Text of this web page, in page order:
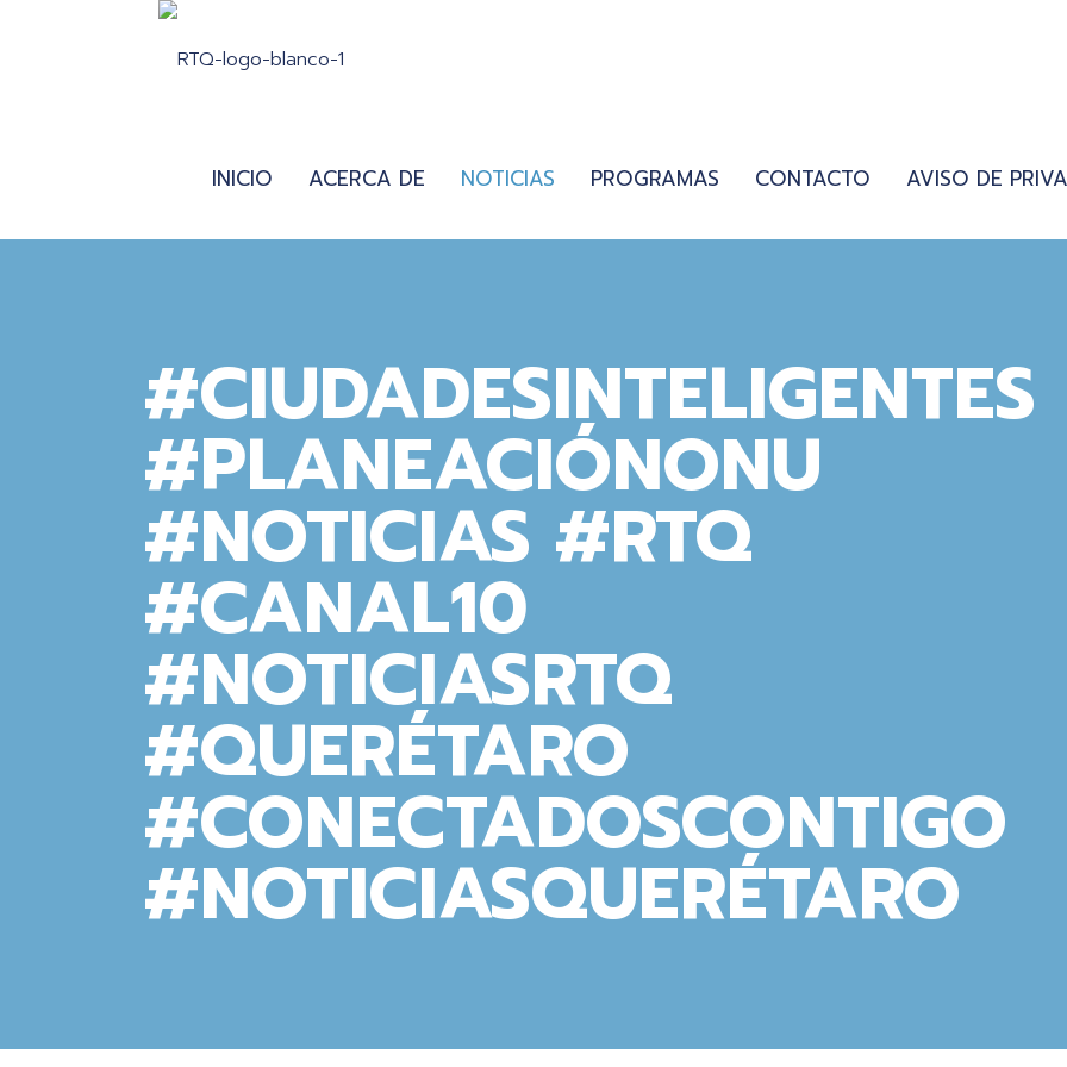
INICIO ACERCA DE NOTICIAS PROGRAMAS CONTACTO AVISO DE
#CIUDADESINTELIGENTES
#PLANEACIÓNONU
#NOTICIAS #RTQ
#CANAL10
#NOTICIASRTQ
#QUERÉTARO
#CONECTADOSCONTIGO
#NOTICIASQUERÉTARO